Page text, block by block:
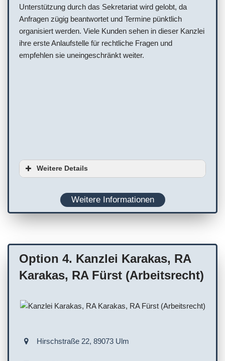
Unterstützung durch das Sekretariat wird gelobt, da
Anfragen zügig beantwortet und Termine pünktlich
organisiert werden. Viele Kunden sehen in dieser Kanzlei
ihre erste Anlaufstelle für rechtliche Fragen und
empfehlen sie uneingeschränkt weiter.
Weitere Details
Weitere Informationen
Option 4. Kanzlei Karakas, RA
Karakas, RA Fürst (Arbeitsrecht)
Hirschstraße 22, 89073 Ulm